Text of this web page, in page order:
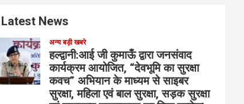
Latest News
अन्य बड़ी खबरे
हल्द्वानी:आई जी कुमाऊँ द्वारा जनसंवाद
कार्यक्रम आयोजित, “देवभूमि का सुरक्षा
कवच” अभियान के माध्यम से साइबर
सुरक्षा, महिला एवं बाल सुरक्षा, सड़क सुरक्षा